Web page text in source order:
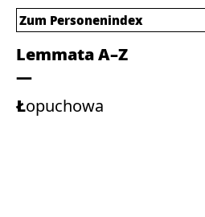
Lemmata A–Z
Łopuchowa
Zum Personenindex